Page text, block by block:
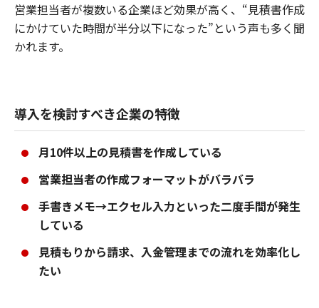
営業担当者が複数いる企業ほど効果が高く、“見積書作成
にかけていた時間が半分以下になった”という声も多く聞
かれます。
導入を検討すべき企業の特徴
月10件以上の見積書を作成している
営業担当者の作成フォーマットがバラバラ
手書きメモ→エクセル入力といった二度手間が発生
している
見積もりから請求、入金管理までの流れを効率化し
たい